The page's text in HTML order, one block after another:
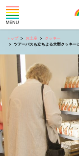
トップ お土産
クッキー
ツアーバスも立ちよる大型クッキー